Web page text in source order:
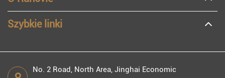
Szybkie linki
No. 2 Road, North Area, Jinghai Economic